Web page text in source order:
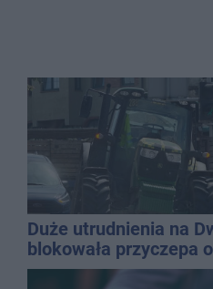
Duże utrudnienia na
blokowała przyczepa